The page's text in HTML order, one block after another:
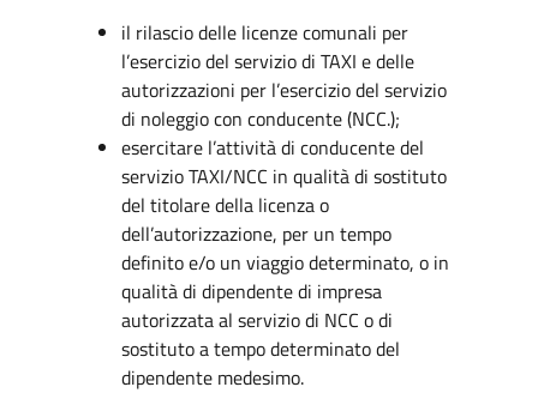
il rilascio delle licenze comunali per
l’esercizio del servizio di TAXI e delle
autorizzazioni per l’esercizio del servizio
di noleggio con conducente (NCC.);
esercitare l’attività di conducente del
servizio TAXI/NCC in qualità di sostituto
del titolare della licenza o
dell’autorizzazione, per un tempo
definito e/o un viaggio determinato, o in
qualità di dipendente di impresa
autorizzata al servizio di NCC o di
sostituto a tempo determinato del
dipendente medesimo.